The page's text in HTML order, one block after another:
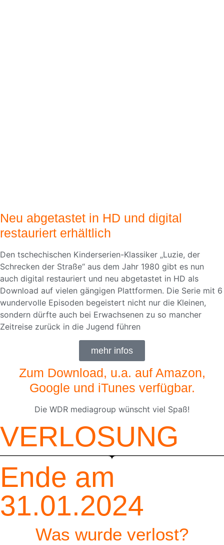
Neu abgetastet in HD und digital
restauriert erhältlich
Den tschechischen Kinderserien-Klassiker „Luzie, der
Schrecken der Straße“ aus dem Jahr 1980 gibt es nun
auch digital restauriert und neu abgetastet in HD als
Download auf vielen gängigen Plattformen. Die Serie mit 6
wundervolle Episoden begeistert nicht nur die Kleinen,
sondern dürfte auch bei Erwachsenen zu so mancher
Zeitreise zurück in die Jugend führen
mehr infos
Zum Download, u.a. auf Amazon,
Google und iTunes verfügbar.
Die WDR mediagroup wünscht viel Spaß!
VERLOSUNG
Ende am
31.01.2024
Was wurde verlost?